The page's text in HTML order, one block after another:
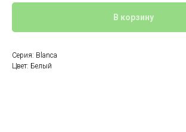
В корзину
Серия: Blanca
Цвет: Белый